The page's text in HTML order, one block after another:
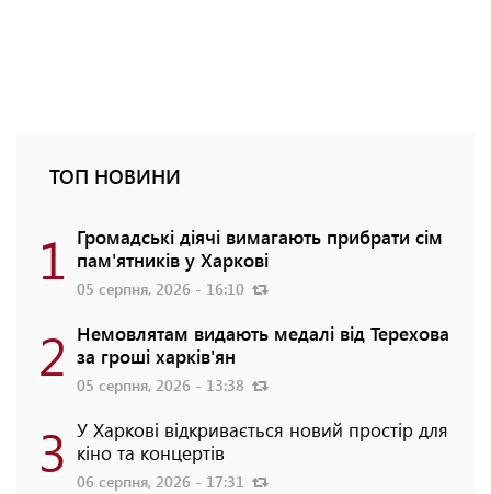
ТОП НОВИНИ
1 Громадські діячі вимагають прибрати сім
пам'ятників у Харкові
05 серпня, 2026 - 16:10
2 Немовлятам видають медалі від Терехова
за гроші харків'ян
05 серпня, 2026 - 13:38
3 У Харкові відкривається новий простір для
кіно та концертів
06 серпня, 2026 - 17:31